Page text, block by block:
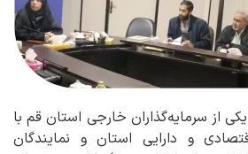
از سرمایه‌گذاران خارجی استان قم با
و دارایی استان و نمایندگان